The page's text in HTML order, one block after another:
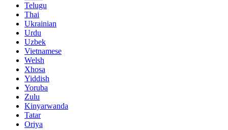
Telugu
Thai
Ukrainian
Urdu
Uzbek
Vietnamese
Welsh
Xhosa
Yiddish
Yoruba
Zulu
Kinyarwanda
Tatar
Oriya